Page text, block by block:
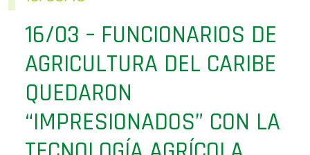
QUEDARON
“IMPRESIONADOS” CON LA
TECNOLOGÍA AGRÍCOLA
ARGENTINA